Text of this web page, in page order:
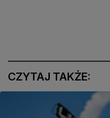
CZYTAJ TAKŻE: